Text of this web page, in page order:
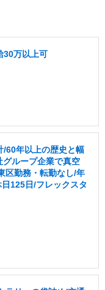
30万以上可
/60年以上の歴史と幅
ループ企業で真空
区勤務・転勤なし/年
125日/フレックスタ